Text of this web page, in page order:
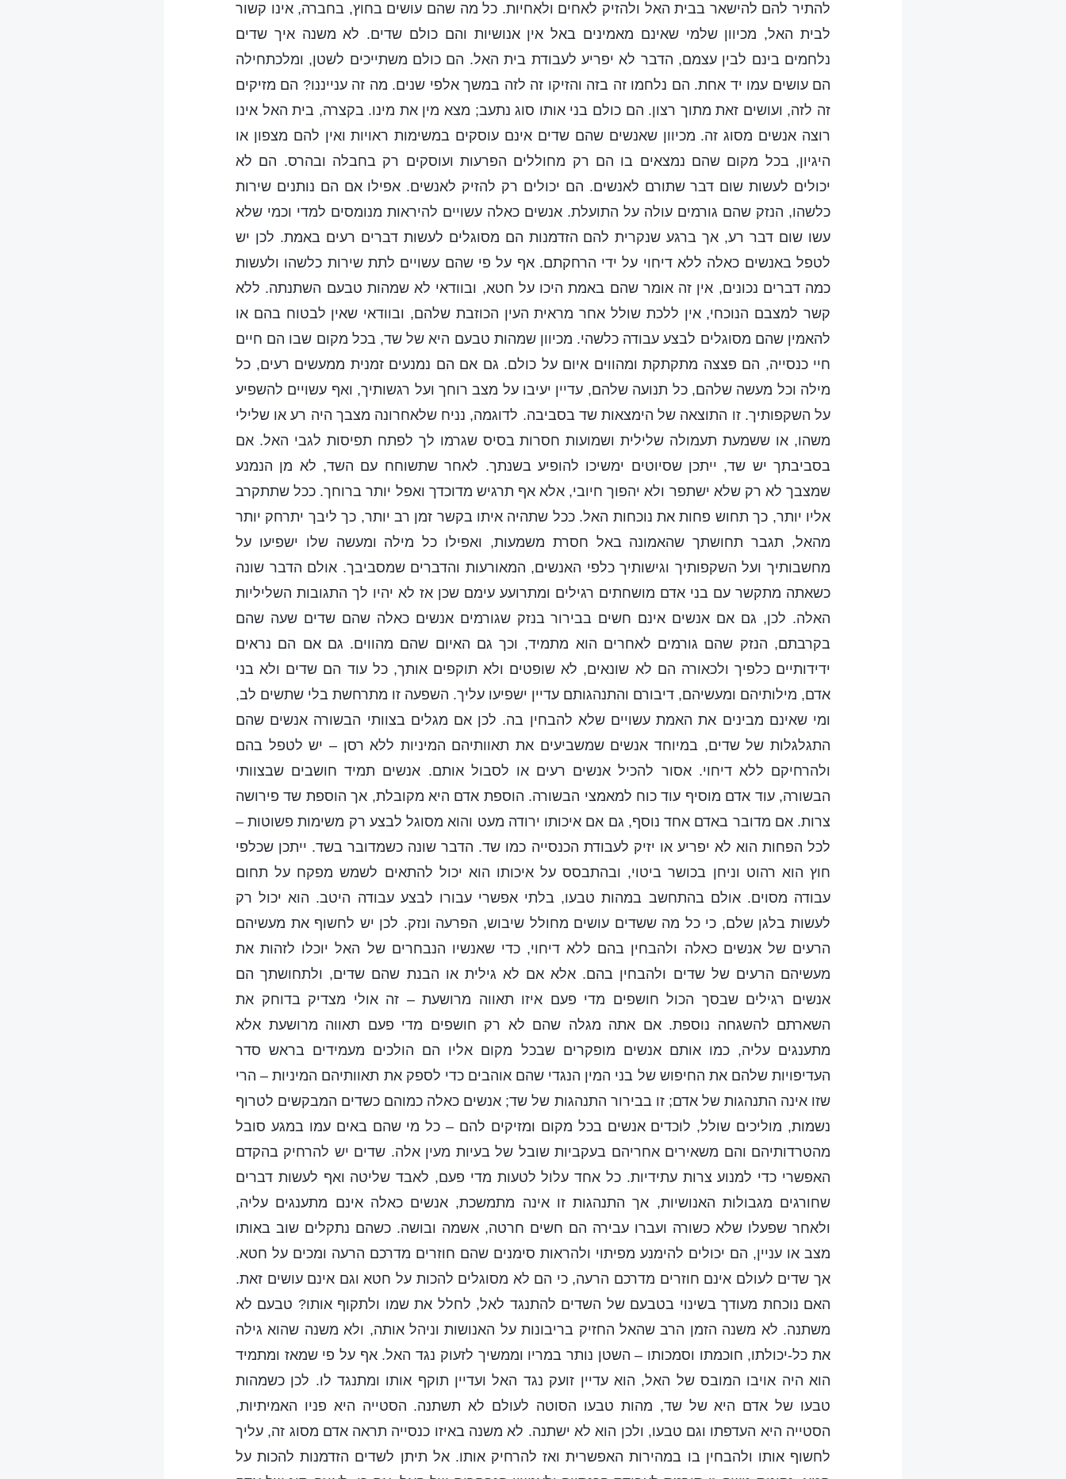
להתיר להם להישאר בבית האל ולהזיק לאחים ולאחיות. כל מה שהם עושים בחוץ, בחברה, אינו קשור
לבית האל, מכיוון שלמי שאינם מאמינים באל אין אנושיות והם כולם שדים. לא משנה איך שדים
נלחמים בינם לבין עצמם, הדבר לא יפריע לעבודת בית האל. הם כולם משתייכים לשטן, ומלכתחילה
הם עושים עמו יד אחת. הם נלחמו זה בזה והזיקו זה לזה במשך אלפי שנים. מה זה ענייננו? הם מזיקים
זה לזה, ועושים זאת מתוך רצון. הם כולם בני אותו סוג נתעב; מצא מין את מינו. בקצרה, בית האל אינו
רוצה אנשים מסוג זה. מכיוון שאנשים שהם שדים אינם עוסקים במשימות ראויות ואין להם מצפון או
היגיון, בכל מקום שהם נמצאים בו הם רק מחוללים הפרעות ועוסקים רק בחבלה ובהרס. הם לא
יכולים לעשות שום דבר שתורם לאנשים. הם יכולים רק להזיק לאנשים. אפילו אם הם נותנים שירות
כלשהו, הנזק שהם גורמים עולה על התועלת. אנשים כאלה עשויים להיראות מנומסים למדי וכמי שלא
עשו שום דבר רע, אך ברגע שנקרית להם הזדמנות הם מסוגלים לעשות דברים רעים באמת. לכן יש
לטפל באנשים כאלה ללא דיחוי על ידי הרחקתם. אף על פי שהם עשויים לתת שירות כלשהו ולעשות
כמה דברים נכונים, אין זה אומר שהם באמת היכו על חטא, ובוודאי לא שמהות טבעם השתנתה. ללא
קשר למצבם הנוכחי, אין ללכת שולל אחר מראית העין הכוזבת שלהם, ובוודאי שאין לבטוח בהם או
להאמין שהם מסוגלים לבצע עבודה כלשהי. מכיוון שמהות טבעם היא של שד, בכל מקום שבו הם חיים
חיי כנסייה, הם פצצה מתקתקת ומהווים איום על כולם. גם אם הם נמנעים זמנית ממעשים רעים, כל
מילה וכל מעשה שלהם, כל תנועה שלהם, עדיין יעיבו על מצב רוחך ועל רגשותיך, ואף עשויים להשפיע
על השקפותיך. זו התוצאה של הימצאות שד בסביבה. לדוגמה, נניח שלאחרונה מצבך היה רע או שלילי
משהו, או ששמעת תעמולה שלילית ושמועות חסרות בסיס שגרמו לך לפתח תפיסות לגבי האל. אם
בסביבתך יש שד, ייתכן שסיוטים ימשיכו להופיע בשנתך. לאחר שתשוחח עם השד, לא מן הנמנע
שמצבך לא רק שלא ישתפר ולא יהפוך חיובי, אלא אף תרגיש מדוכדך ואפל יותר ברוחך. ככל שתתקרב
אליו יותר, כך תחוש פחות את נוכחות האל. ככל שתהיה איתו בקשר זמן רב יותר, כך ליבך יתרחק יותר
מהאל, תגבר תחושתך שהאמונה באל חסרת משמעות, ואפילו כל מילה ומעשה שלו ישפיעו על
מחשבותיך ועל השקפותיך וגישותיך כלפי האנשים, המאורעות והדברים שמסביבך. אולם הדבר שונה
כשאתה מתקשר עם בני אדם מושחתים רגילים ומתרועע עימם שכן אז לא יהיו לך התגובות השליליות
האלה. לכן, גם אם אנשים אינם חשים בבירור בנזק שגורמים אנשים כאלה שהם שדים שעה שהם
בקרבתם, הנזק שהם גורמים לאחרים הוא מתמיד, וכך גם האיום שהם מהווים. גם אם הם נראים
ידידותיים כלפיך ולכאורה הם לא שונאים, לא שופטים ולא תוקפים אותך, כל עוד הם שדים ולא בני
אדם, מילותיהם ומעשיהם, דיבורם והתנהגותם עדיין ישפיעו עליך. השפעה זו מתרחשת בלי שתשים לב,
ומי שאינם מבינים את האמת עשויים שלא להבחין בה. לכן אם מגלים בצוותי הבשורה אנשים שהם
התגלגלות של שדים, במיוחד אנשים שמשביעים את תאוותיהם המיניות ללא רסן – יש לטפל בהם
ולהרחיקם ללא דיחוי. אסור להכיל אנשים רעים או לסבול אותם. אנשים תמיד חושבים שבצוותי
הבשורה, עוד אדם מוסיף עוד כוח למאמצי הבשורה. הוספת אדם היא מקובלת, אך הוספת שד פירושה
צרות. אם מדובר באדם אחד נוסף, גם אם איכותו ירודה מעט והוא מסוגל לבצע רק משימות פשוטות –
לכל הפחות הוא לא יפריע או יזיק לעבודת הכנסייה כמו שד. הדבר שונה כשמדובר בשד. ייתכן שכלפי
חוץ הוא רהוט וניחן בכושר ביטוי, ובהתבסס על איכותו הוא יכול להתאים לשמש מפקח על תחום
עבודה מסוים. אולם בהתחשב במהות טבעו, בלתי אפשרי עבורו לבצע עבודה היטב. הוא יכול רק
לעשות בלגן שלם, כי כל מה ששדים עושים מחולל שיבוש, הפרעה ונזק. לכן יש לחשוף את מעשיהם
הרעים של אנשים כאלה ולהבחין בהם ללא דיחוי, כדי שאנשיו הנבחרים של האל יוכלו לזהות את
מעשיהם הרעים של שדים ולהבחין בהם. אלא אם לא גילית או הבנת שהם שדים, ולתחושתך הם
אנשים רגילים שבסך הכול חושפים מדי פעם איזו תאווה מרושעת – זה אולי מצדיק בדוחק את
השארתם להשגחה נוספת. אם אתה מגלה שהם לא רק חושפים מדי פעם תאווה מרושעת אלא
מתענגים עליה, כמו אותם אנשים מופקרים שבכל מקום אליו הם הולכים מעמידים בראש סדר
העדיפויות שלהם את החיפוש של בני המין הנגדי שהם אוהבים כדי לספק את תאוותיהם המיניות – הרי
שזו אינה התנהגות של אדם; זו בבירור התנהגות של שד; אנשים כאלה כמוהם כשדים המבקשים לטרוף
נשמות, מוליכים שולל, לוכדים אנשים בכל מקום ומזיקים להם – כל מי שהם באים עמו במגע סובל
מהטרדותיהם והם משאירים אחריהם בעקביות שובל של בעיות מעין אלה. שדים יש להרחיק בהקדם
האפשרי כדי למנוע צרות עתידיות. כל אחד עלול לטעות מדי פעם, לאבד שליטה ואף לעשות דברים
שחורגים מגבולות האנושיות, אך התנהגות זו אינה מתמשכת, אנשים כאלה אינם מתענגים עליה,
ולאחר שפעלו שלא כשורה ועברו עבירה הם חשים חרטה, אשמה ובושה. כשהם נתקלים שוב באותו
מצב או עניין, הם יכולים להימנע מפיתוי ולהראות סימנים שהם חוזרים מדרכם הרעה ומכים על חטא.
אך שדים לעולם אינם חוזרים מדרכם הרעה, כי הם לא מסוגלים להכות על חטא וגם אינם עושים זאת.
האם נוכחת מעודך בשינוי בטבעם של השדים להתנגד לאל, לחלל את שמו ולתקוף אותו? טבעם לא
משתנה. לא משנה הזמן הרב שהאל החזיק בריבונות על האנושות וניהל אותה, ולא משנה שהוא גילה
את כל-יכולתו, חוכמתו וסמכותו – השטן נותר במריו וממשיך לזעוק נגד האל. אף על פי שמאז ומתמיד
הוא היה אויבו המובס של האל, הוא עדיין זועק נגד האל ועדיין תוקף אותו ומתנגד לו. לכן כשמהות
טבעו של אדם היא של שד, מהות טבעו הסוטה לעולם לא תשתנה. הסטייה היא פניו האמיתיות,
הסטייה היא העדפתו וגם טבעו, ולכן הוא לא ישתנה. לא משנה באיזו כנסייה תראה אדם מסוג זה, עליך
לחשוף אותו ולהבחין בו במהירות האפשרית ואז להרחיק אותו. אל תיתן לשדים הזדמנות להכות על